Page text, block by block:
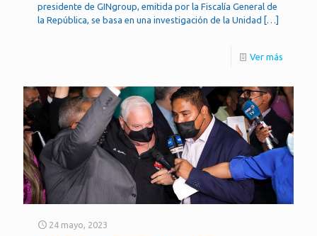
presidente de GINgroup, emitida por la Fiscalía General de
la República, se basa en una investigación de la Unidad […]
Ver más
24 mayo, 2023